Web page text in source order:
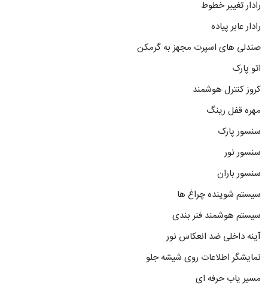
رادار تغییر خطوط
رادار عابر پیاده
صندلی های اسپرت مجهز به گرمکن
اتو پارک
کروز کنترل هوشمند
مهره قفل رینگ
سنسور پارک
سنسور نور
سنسور باران
سیستم شوینده چراغ ها
سیستم هوشمند فنر بندی
آینه داخلی ضد انعکاس نور
نمایشگر اطلاعات روی شیشه جلو
مسیر یاب حرفه ای